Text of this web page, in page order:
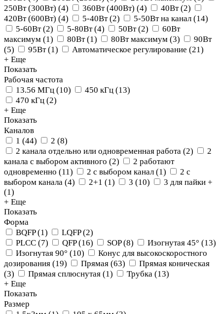
250Вт (300Вт) (4) 360Вт (400Вт) (4) 40Вт(2)
420Вт (600Вт) (4) 5-40Вт(2) 5-50Вт на канал (14)
5-60Вт(2) 5-80Вт(4) 50Вт(2)
60Вт
максимум (1) 80Вт(1) 80Вт максимум (3)
90Вт
(5) 95Вт(1) Автоматическое регулирование (21)
+ Еще
Показать
Рабочая частота
13.56 МГц (10) 450 кГц (13)
470 кГц (2)
+ Еще
Показать
Каналов
1 (44) 2 (8)
2 канала отдельно или одновременная работа (2)
2
канала с выбором активного (2)
2 работают
одновременно (11) 2 с выбором канал (1)
2 с
выбором канала (4) 2+1 (1) 3 (10)
3 для пайки +
(1)
+ Еще
Показать
Форма
BQFP(1) LQFP(2)
PLCC (7) QFP(16) SOP(8) Изогнутая 45° (13)
Изогнутая 90° (10)
Конус для высокоскоростного
дозирования (19) Прямая (63)
Прямая коническая
(3) Прямая сплюснутая (1) Трубка (13)
+ Еще
Показать
Размер